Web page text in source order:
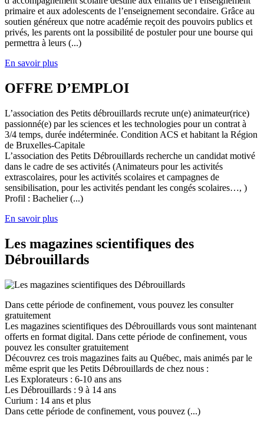
primaire et aux adolescents de l’enseignement secondaire. Grâce au
soutien généreux que notre académie reçoit des pouvoirs publics et
privés, les parents ont la possibilité de postuler pour une bourse qui
permettra à leurs (...)
En savoir plus
OFFRE D’EMPLOI
L’association des Petits débrouillards recrute un(e) animateur(rice)
passionné(e) par les sciences et les technologies pour un contrat à
3/4 temps, durée indéterminée. Condition ACS et habitant la Région
de Bruxelles-Capitale
L’association des Petits Débrouillards recherche un candidat motivé
dans le cadre de ses activités (Animateurs pour les activités
extrascolaires, pour les activités scolaires et campagnes de
sensibilisation, pour les activités pendant les congés scolaires…, )
Profil : Bachelier (...)
En savoir plus
Les magazines scientifiques des
Débrouillards
Dans cette période de confinement, vous pouvez les consulter
gratuitement
Les magazines scientifiques des Débrouillards vous sont maintenant
offerts en format digital. Dans cette période de confinement, vous
pouvez les consulter gratuitement
Découvrez ces trois magazines faits au Québec, mais animés par le
même esprit que les Petits Débrouillards de chez nous :
Les Explorateurs : 6-10 ans ans
Les Débrouillards : 9 à 14 ans
Curium : 14 ans et plus
Dans cette période de confinement, vous pouvez (...)